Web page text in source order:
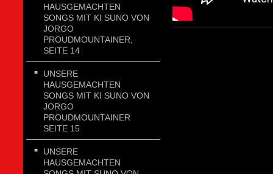
HAUSGEMACHTEN
SONGS MIT KI SUNO VON
JORGO
PROUDMOUNTAINER,
SEITE 14
UNSERE
HAUSGEMACHTEN
SONGS MIT KI SUNO VON
JORGO
PROUDMOUNTAINER
SEITE 15
UNSERE
HAUSGEMACHTEN